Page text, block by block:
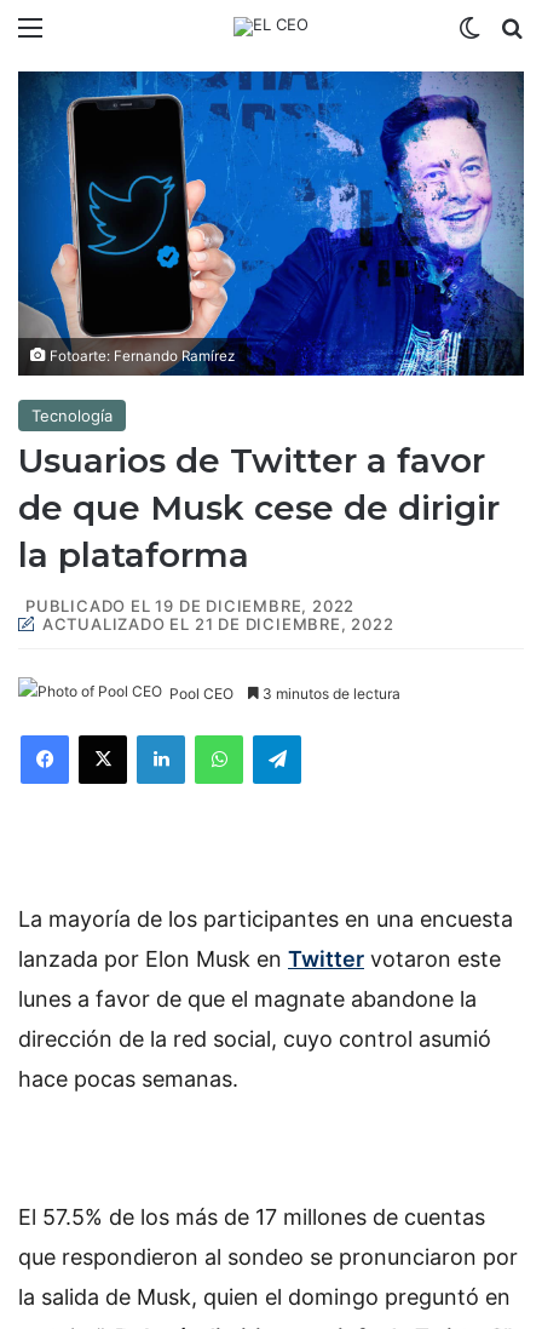
Fotoarte: Fernando Ramírez
Tecnología
Usuarios de Twitter a favor
de que Musk cese de dirigir
la plataforma
PUBLICADO EL 19 DE DICIEMBRE, 2022
ACTUALIZADO EL 21 DE DICIEMBRE, 2022
Pool CEO 3 minutos de lectura
La mayoría de los participantes en una encuesta
lanzada por Elon Musk en Twitter votaron este
lunes a favor de que el magnate abandone la
dirección de la red social, cuyo control asumió
hace pocas semanas.
El 57.5% de los más de 17 millones de cuentas
que respondieron al sondeo se pronunciaron por
la salida de Musk, quien el domingo preguntó en